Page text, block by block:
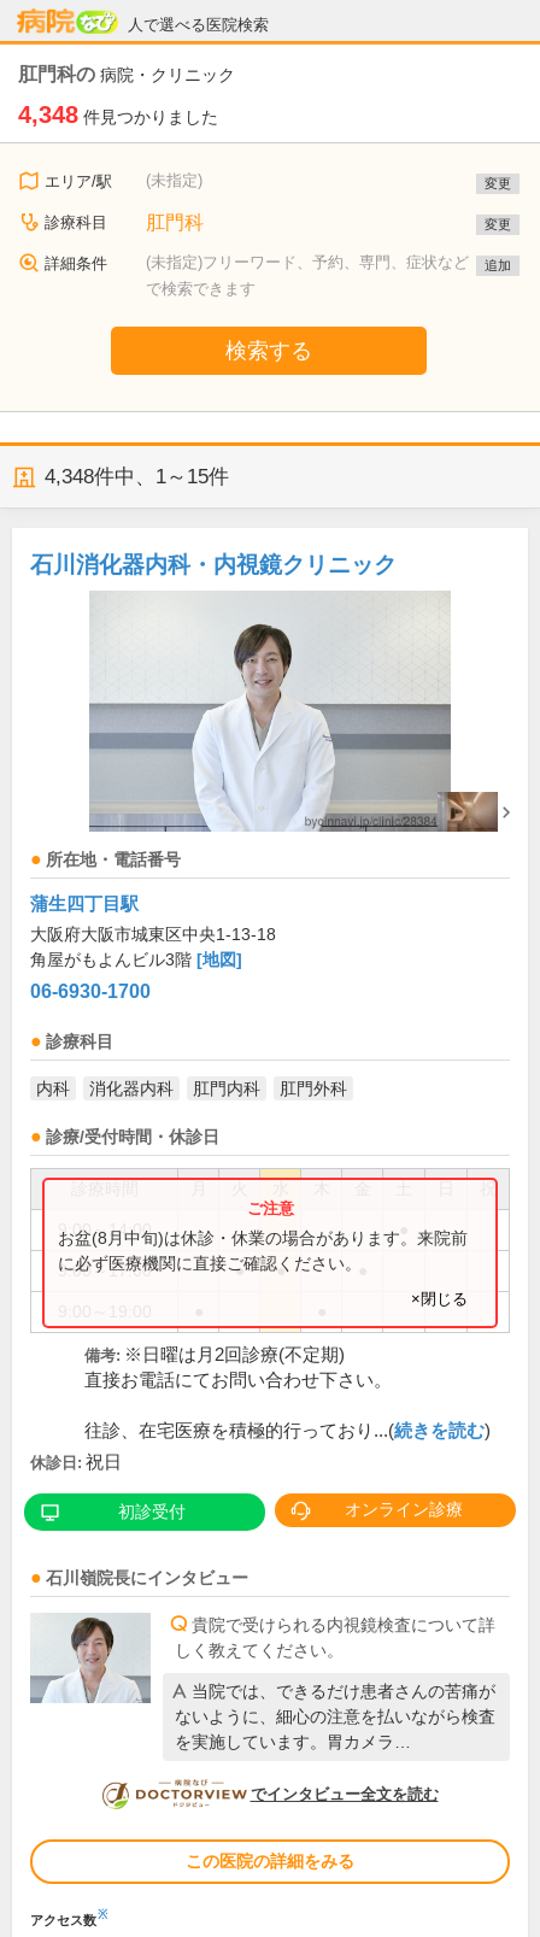
人で選べる医院検索
病院なび
肛門科の 病院・クリニック
4,348 件見つかりました
エリア/駅 (未指定) 変更
診療科目 肛門科 変更
詳細条件
(未指定)フリーワード、予約、専門、症状など
で検索できます
追加
検索する
4,348件中、 1～15件
石川消化器内科・内視鏡クリニック
所在地・電話番号
蒲生四丁目駅
大阪府大阪市城東区中央1-13-18
角屋がもよんビル3階 [地図]
06-6930-1700
診療科目
内科 消化器内科 肛門内科 肛門外科
診療/受付時間・休診日
祝
9:00～14:00
9:00～17:00 ● ●
お盆(8月中旬)は休診・休業の場合があります。来院前
に必ず医療機関に直接ご確認ください。
×閉じる
備考: ※日曜は月2回診療(不定期)
直接お電話にてお問い合わせ下さい。
往診、在宅医療を積極的行っており...(続きを読む)
休診日: 祝日
初診受付 オンライン診療
石川嶺院長にインタビュー
貴院で受けられる内視鏡検査について詳
しく教えてください。
当院では、できるだけ患者さんの苦痛が
ないように、細心の注意を払いながら検査
を実施しています。胃カメラ…
DOCTORVIEW
でインタビュー全文を読む
この医院の詳細をみる
アクセス数※